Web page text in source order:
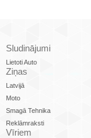
Sludinājumi
Lietoti Auto
Ziņas
Latvijā
Moto
Smagā Tehnika
Reklāmraksti
Vīriem